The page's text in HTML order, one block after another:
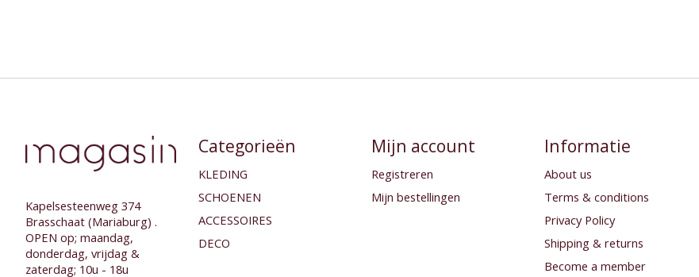
Kapelsesteenweg 374
Brasschaat (Mariaburg) .
OPEN op; maandag,
donderdag, vrijdag &
zaterdag; 10u - 18u
Categorieën
KLEDING
SCHOENEN
ACCESSOIRES
DECO
Mijn account
Registreren
Mijn bestellingen
Informatie
About us
Terms & conditions
Privacy Policy
Shipping & returns
Become a member